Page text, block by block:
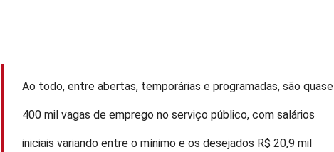
Ao todo, entre abertas, temporárias e programadas, são quase
400 mil vagas de emprego no serviço público, com salários
iniciais variando entre o mínimo e os desejados R$ 20,9 mil